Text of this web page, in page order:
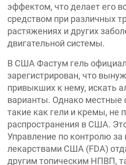
эффектом, что делает его
средством при различных
растяжениях и других
двигательной системы.
В США Фастум гель
зарегистрирован, что
привыкших к нему, искать
варианты. Однако
такие как гели и кремы, не
распространения в США.
Управление по контролю за
лекарствами США (FDA)
другим топическим НПВП,